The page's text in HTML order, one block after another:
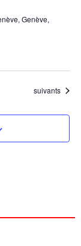
Genève,
Évènements
suivants